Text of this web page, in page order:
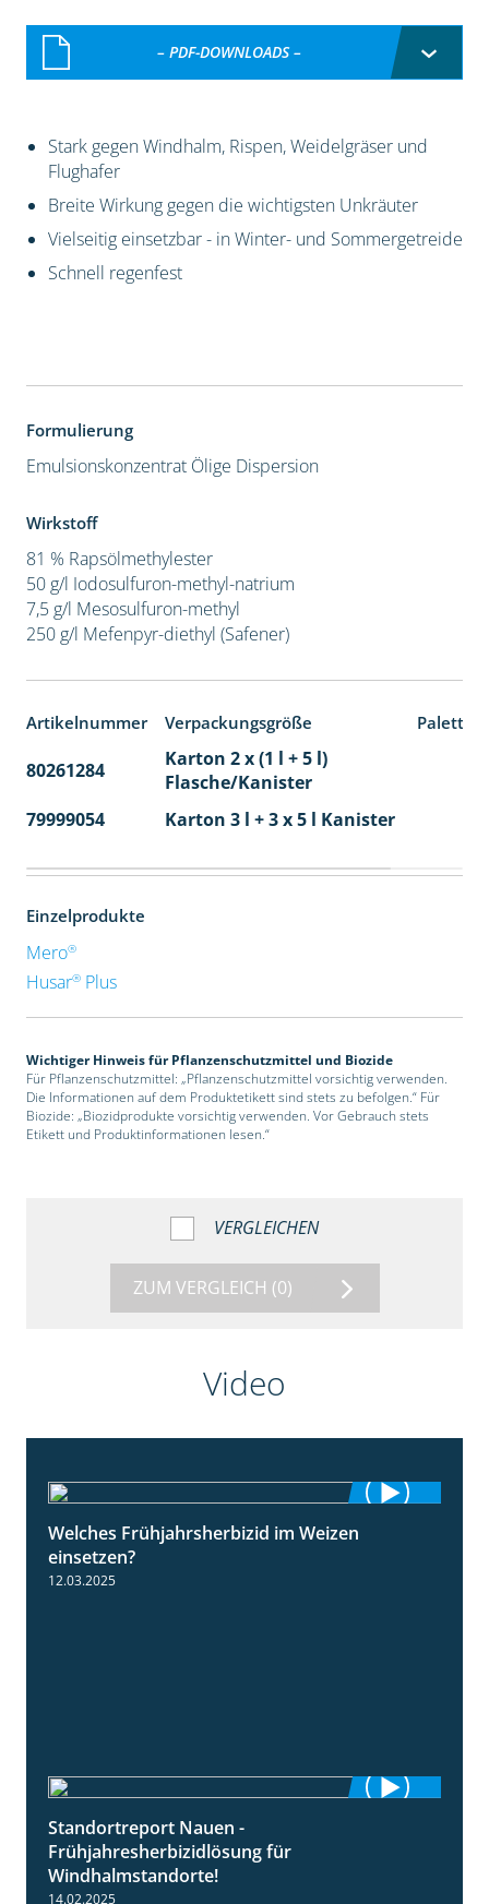
– PDF-DOWNLOADS –
Stark gegen Windhalm, Rispen, Weidelgräser und
Flughafer
Breite Wirkung gegen die wichtigsten Unkräuter
Vielseitig einsetzbar - in Winter- und Sommergetreide
Schnell regenfest
Formulierung
Emulsionskonzentrat Ölige Dispersion
Wirkstoff
81 % Rapsölmethylester
50 g/l Iodosulfuron-methyl-natrium
7,5 g/l Mesosulfuron-methyl
250 g/l Mefenpyr-diethyl (Safener)
Artikelnummer Verpackungsgröße
80261284
Karton 2 x (1 l + 5 l)
Flasche/Kanister
79999054 Karton 3 l + 3 x 5 l Kanister
Einzelprodukte
Mero®
Husar®Plus
Wichtiger Hinweis für Pflanzenschutzmittel und Biozide
Für Pflanzenschutzmittel: „Pflanzenschutzmittel vorsichtig verwenden.
Die Informationen auf dem Produktetikett sind stets zu befolgen.“ Für
Biozide: „Biozidprodukte vorsichtig verwenden. Vor Gebrauch stets
Etikett und Produktinformationen lesen.“
VERGLEICHEN
ZUM VERGLEICH (0)
Video
Welches Frühjahrsherbizid im Weizen
einsetzen?
12.03.2025
Standortreport Nauen -
Frühjahresherbizidlösung für
Windhalmstandorte!
14.02.2025